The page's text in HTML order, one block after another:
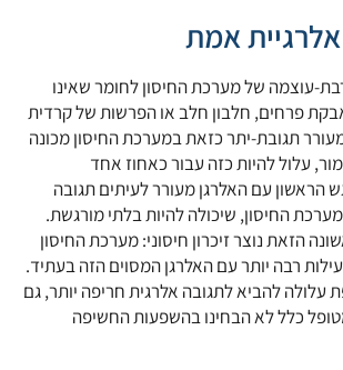
אמת
עוצמה של מערכת החיסון לחומר שאינו
פרחים, חלבון חלב או הפרשות של קרדית
תגובת-יתר כזאת במערכת החיסון מכונה
עלול להיות כזה עבור כאחוז אחד
הראשון עם האלרגן מעורר לעיתים תגובה
החיסון, שיכולה להיות בלתי מורגשת.
הזאת נוצר זיכרון חיסוני: מערכת החיסון
רבה יותר עם האלרגן המסוים הזה בעתיד.
עלולה להביא לתגובה אלרגית חריפה יותר, גם
כלל לא הבחינו בהשפעות החשיפה